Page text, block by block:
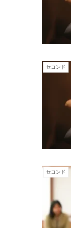
セコンド
セコンド